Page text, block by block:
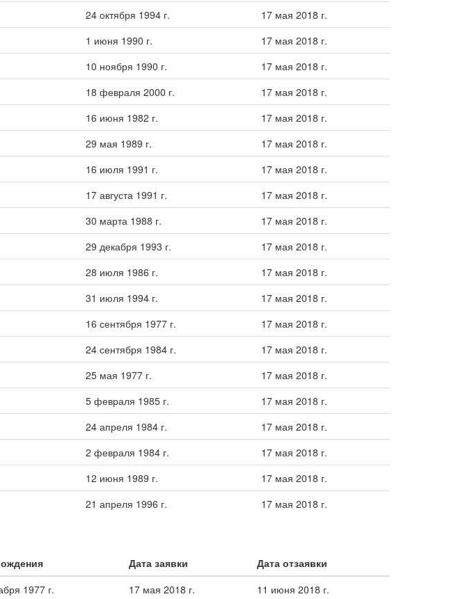
24 октября 1994 г.
17 мая 2018 г.
1 июня 1990 г.
17 мая 2018 г.
10 ноября 1990 г.
17 мая 2018 г.
18 февраля 2000 г.
17 мая 2018 г.
16 июня 1982 г.
17 мая 2018 г.
29 мая 1989 г.
17 мая 2018 г.
16 июля 1991 г.
17 мая 2018 г.
17 августа 1991 г.
17 мая 2018 г.
30 марта 1988 г.
17 мая 2018 г.
29 декабря 1993 г.
17 мая 2018 г.
28 июля 1986 г.
17 мая 2018 г.
31 июля 1994 г.
17 мая 2018 г.
16 сентября 1977 г.
17 мая 2018 г.
24 сентября 1984 г.
17 мая 2018 г.
25 мая 1977 г.
17 мая 2018 г.
5 февраля 1985 г.
17 мая 2018 г.
24 апреля 1984 г.
17 мая 2018 г.
2 февраля 1984 г.
17 мая 2018 г.
12 июня 1989 г.
17 мая 2018 г.
21 апреля 1996 г. 17 мая 2018 г.
Дата заявки
Дата отзаявки
1977 г. 17 мая 2018 г. 11 июня 2018 г.